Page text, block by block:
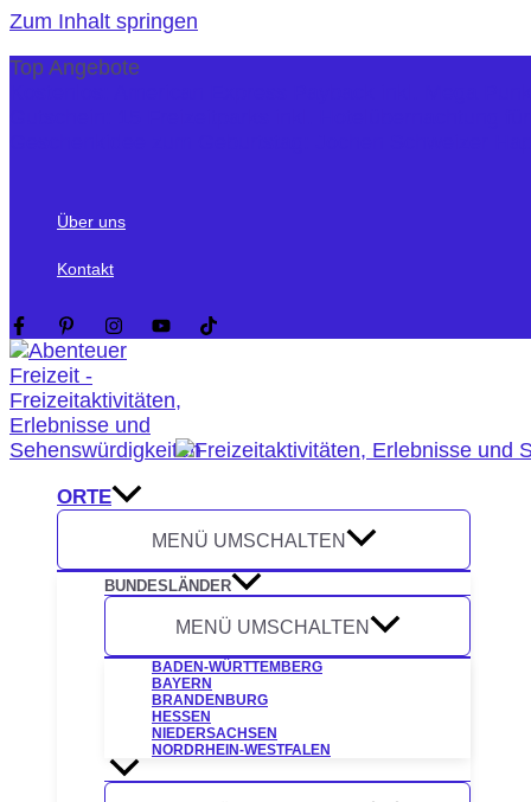
Zum Inhalt springen
Top Angebote
Über uns
Kontakt
ORTE
MENÜ UMSCHALTEN
BUNDESLÄNDER
MENÜ UMSCHALTEN
BADEN-WÜRTTEMBERG
BAYERN
BRANDENBURG
HESSEN
NIEDERSACHSEN
NORDRHEIN-WESTFALEN